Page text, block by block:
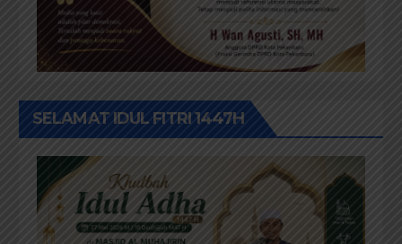
SELAMAT IDUL FITRI 1447H